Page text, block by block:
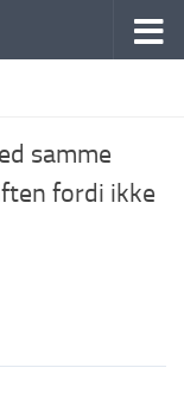
samme
fordi ikke